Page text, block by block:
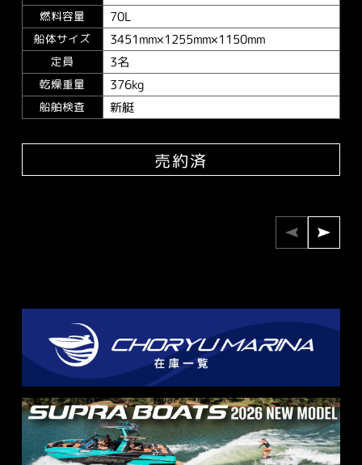
燃料容量 70L
船体サイズ 3451mm×1255mm×1150mm
定員 3名
乾燥重量 376kg
船舶検査 新艇
売約済